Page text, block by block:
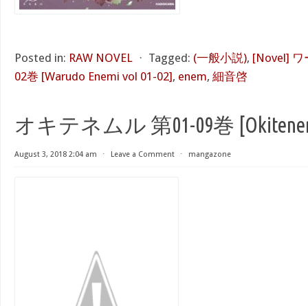
Posted in: RAW NOVEL ⋅ Tagged: (一般小説), [Novel] ワ
02巻 [Warudo Enemi vol 01-02], enem, 細音啓
オキテネムル 第01-09巻
August 3, 2018 2:04 am ⋅ Leave a Comment ⋅ mangazone